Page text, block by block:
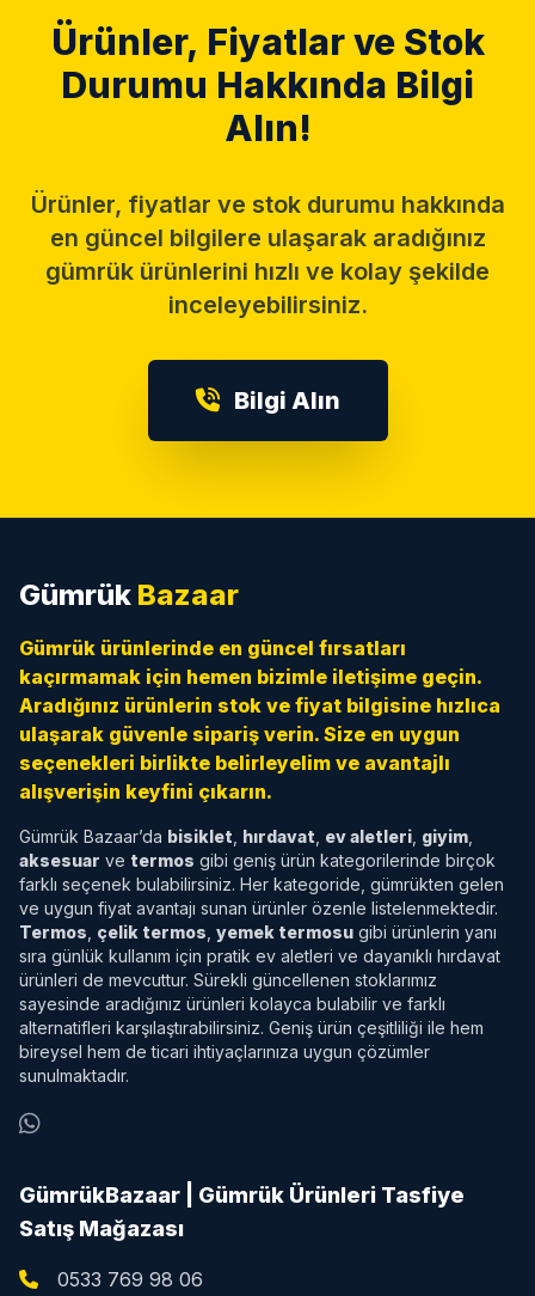
Ürünler, Fiyatlar ve Stok
Durumu Hakkında Bilgi
Alın!
Ürünler, fiyatlar ve stok durumu hakkında
en güncel bilgilere ulaşarak aradığınız
gümrük ürünlerini hızlı ve kolay şekilde
inceleyebilirsiniz.
Bilgi Alın
Gümrük Bazaar
Gümrük ürünlerinde en güncel fırsatları
kaçırmamak için hemen bizimle iletişime geçin.
Aradığınız ürünlerin stok ve fiyat bilgisine hızlıca
ulaşarak güvenle sipariş verin. Size en uygun
seçenekleri birlikte belirleyelim ve avantajlı
alışverişin keyfini çıkarın.
Gümrük Bazaar’da bisiklet hırdavat ev aletleri giyim
aksesuar ve termos gibi geniş ürün kategorilerinde birçok
farklı seçenek bulabilirsiniz. Her kategoride, gümrükten gelen
ve uygun fiyat avantajı sunan ürünler özenle listelenmektedir.
Termos çelik termos yemek termosu gibi ürünlerin yanı
sıra günlük kullanım için pratik ev aletleri ve dayanıklı hırdavat
ürünleri de mevcuttur. Sürekli güncellenen stoklarımız
sayesinde aradığınız ürünleri kolayca bulabilir ve farklı
alternatifleri karşılaştırabilirsiniz. Geniş ürün çeşitliliği ile hem
bireysel hem de ticari ihtiyaçlarınıza uygun çözümler
sunulmaktadır.
GümrükBazaar | Gümrük Ürünleri Tasfiye
Satış Mağazası
0533 769 98 06